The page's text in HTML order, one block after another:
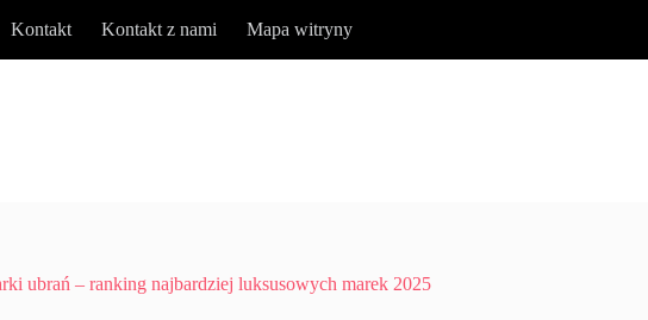
Kontakt Kontakt z nami Mapa witryny
ubrań – ranking najbardziej luksusowych marek 2025